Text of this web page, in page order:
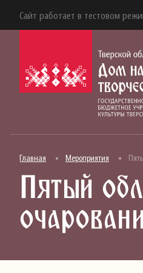
Сайт работает в тестовом
Главная Мероприятия
Пятый